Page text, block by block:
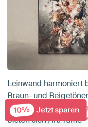
Leinwand harmoniert
Braun- und
die ruhige, zarte
bieten sich
10% Jetzt sparen